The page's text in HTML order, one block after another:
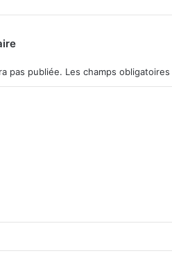
pas publiée. Les champs